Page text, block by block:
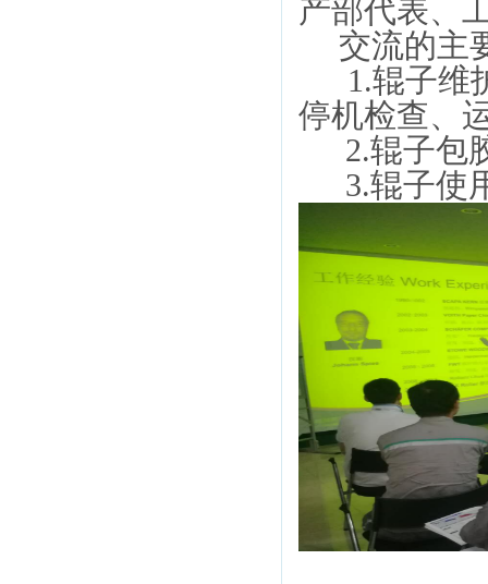
产部代表、
交流的主
1.辊子维
停机检查、
2.辊子包
3.辊子使